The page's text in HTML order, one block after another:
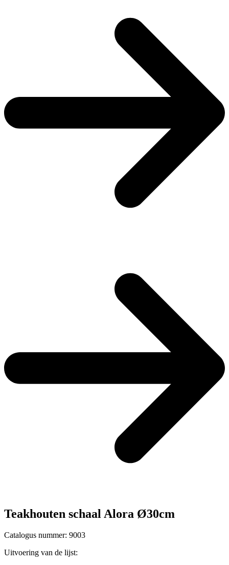
Teakhouten schaal Alora Ø30cm
Catalogus nummer: 9003
Uitvoering van de lijst: